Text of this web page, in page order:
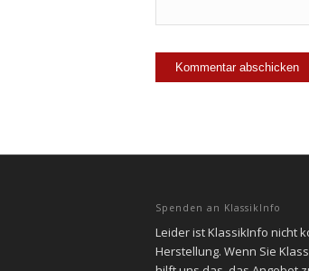
Spenden an KlassikInfo
Leider ist KlassikInfo nicht
Herstellung. Wenn Sie